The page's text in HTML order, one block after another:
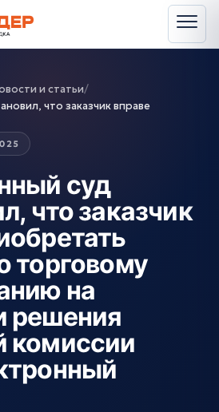
и статьи/
что заказчик вправе
суд
что заказчик
торговому
на
решения
комиссии